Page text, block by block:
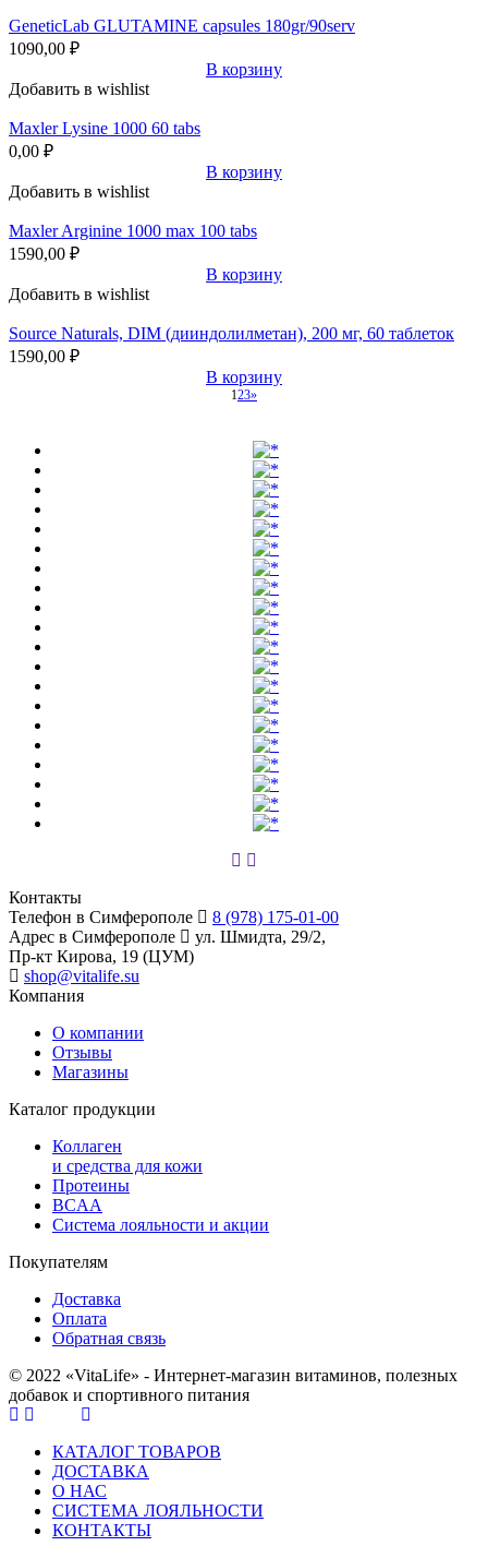
GeneticLab GLUTAMINE capsules 180gr/90serv
1090,00 ₽
В корзину
Добавить в wishlist
Maxler Lysine 1000 60 tabs
0,00 ₽
В корзину
Добавить в wishlist
Maxler Arginine 1000 max 100 tabs
1590,00 ₽
В корзину
Добавить в wishlist
Source Naturals, DIM (дииндолилметан), 200 мг, 60 таблеток
1590,00 ₽
В корзину
123»
Контакты
Телефон в Симферополе
8 (978) 175-01-00
Адрес в Симферополе
ул. Шмидта, 29/2,
Пр-кт Кирова, 19 (ЦУМ)
shop@vitalife.su
Компания
О компании
Отзывы
Магазины
Каталог продукции
Коллаген
и средства для кожи
Протеины
BCAA
Система лояльности и акции
Покупателям
Доставка
Оплата
Обратная связь
© 2022 «VitaLife» - Интернет-магазин витаминов, полезных
добавок и спортивного питания
КАТАЛОГ ТОВАРОВ
ДОСТАВКА
О НАС
СИСТЕМА ЛОЯЛЬНОСТИ
КОНТАКТЫ